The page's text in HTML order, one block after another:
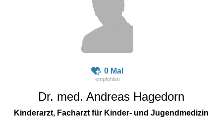
0 Mal
Dr. med. Andreas Hagedorn
Kinderarzt, Facharzt für Kinder- und Jugendmedizin